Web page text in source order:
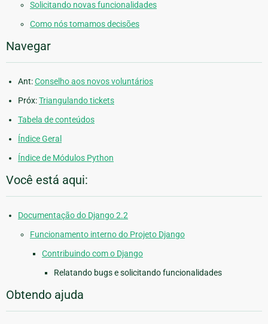
Solicitando novas funcionalidades
Como nós tomamos decisões
Navegar
Ant:Conselho aos novos voluntários
Próx:Triangulando tickets
Tabela de conteúdos
Índice Geral
Índice de Módulos Python
Você está aqui:
Documentação do Django 2.2
Funcionamento interno do Projeto Django
Contribuindo com o Django
Relatando bugs e solicitando funcionalidades
Obtendo ajuda